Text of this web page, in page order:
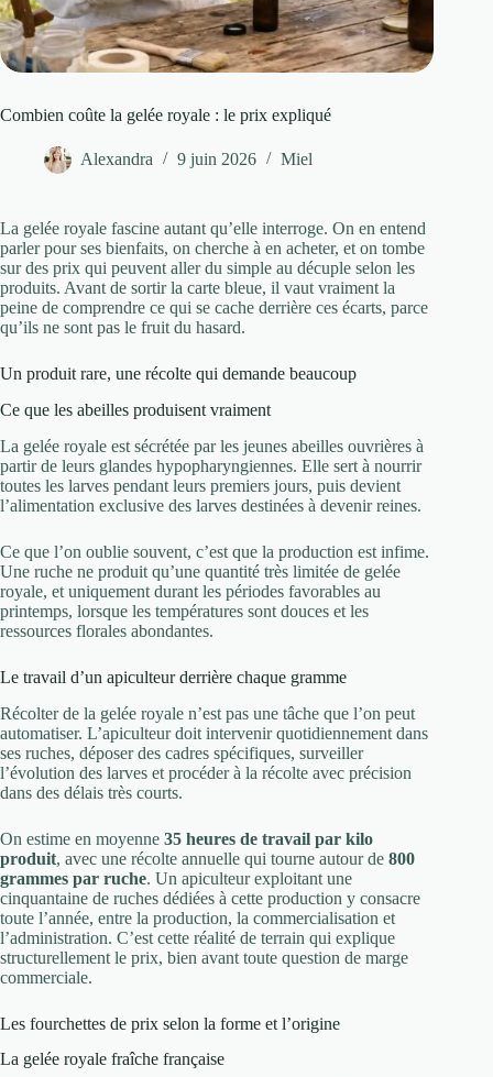
Combien coûte la gelée royale : le prix expliqué
Alexandra 9 juin 2026 Miel
La gelée royale fascine autant qu’elle interroge. On en entend
parler pour ses bienfaits, on cherche à en acheter, et on tombe
sur des prix qui peuvent aller du simple au décuple selon les
produits. Avant de sortir la carte bleue, il vaut vraiment la
peine de comprendre ce qui se cache derrière ces écarts, parce
qu’ils ne sont pas le fruit du hasard.
Un produit rare, une récolte qui demande beaucoup
Ce que les abeilles produisent vraiment
La gelée royale est sécrétée par les jeunes abeilles ouvrières à
partir de leurs glandes hypopharyngiennes. Elle sert à nourrir
toutes les larves pendant leurs premiers jours, puis devient
l’alimentation exclusive des larves destinées à devenir reines.
Ce que l’on oublie souvent, c’est que la production est infime.
Une ruche ne produit qu’une quantité très limitée de gelée
royale, et uniquement durant les périodes favorables au
printemps, lorsque les températures sont douces et les
ressources florales abondantes.
Le travail d’un apiculteur derrière chaque gramme
Récolter de la gelée royale n’est pas une tâche que l’on peut
automatiser. L’apiculteur doit intervenir quotidiennement dans
ses ruches, déposer des cadres spécifiques, surveiller
l’évolution des larves et procéder à la récolte avec précision
dans des délais très courts.
On estime en moyenne 35 heures de travail par kilo
produit, avec une récolte annuelle qui tourne autour de 800
grammes par ruche. Un apiculteur exploitant une
cinquantaine de ruches dédiées à cette production y consacre
toute l’année, entre la production, la commercialisation et
l’administration. C’est cette réalité de terrain qui explique
structurellement le prix, bien avant toute question de marge
commerciale.
Les fourchettes de prix selon la forme et l’origine
La gelée royale fraîche française